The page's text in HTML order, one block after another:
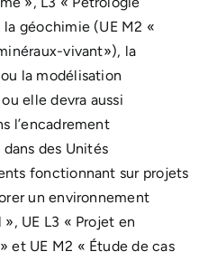
géochimie (UE M2 «
vivant»), la
la modélisation
elle devra aussi
l’encadrement
dans des Unités
fonctionnant sur projets
un environnement
UE L3 « Projet en
et UE M2 « Étude de cas